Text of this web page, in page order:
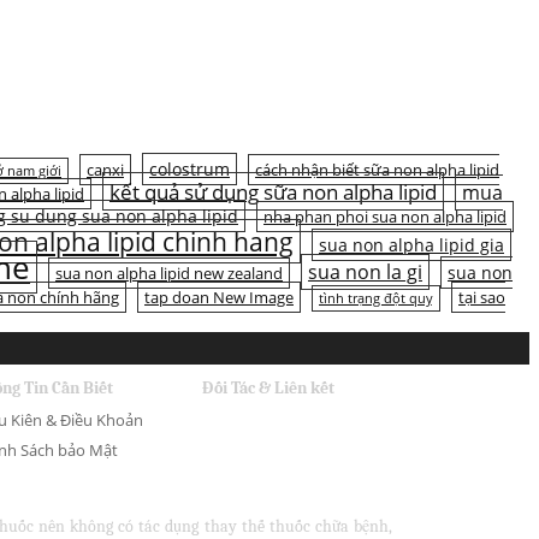
nam giới canxi colostrum
cách nhận biết sữa non alpha lipid
alpha lipid kết quả sử dụng sữa non alpha lipid
mua
su dung sua non alpha lipid
nha phan phoi sua non alpha lipid
alpha lipid chinh hang sua non alpha lipid gia
sua non alpha lipid new zealand sua non la gi
sua non
non chính hãng tap doan New Image tình trạng đột quỵ
tại sao
Tin Cần Biết
Kiên & Điều Khoản
Sách bảo Mật
Đối Tác & Liên kết
nên không có tác dụng thay thế thuốc chữa bệnh,